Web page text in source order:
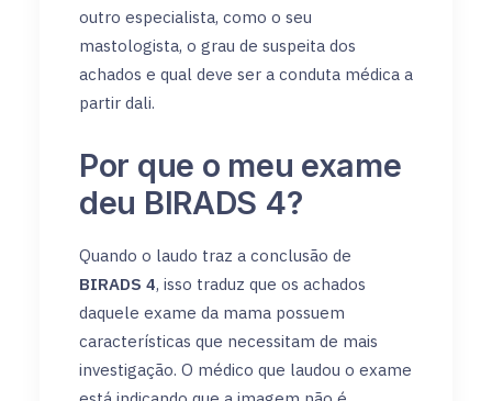
outro especialista, como o seu
mastologista, o grau de suspeita dos
achados e qual deve ser a conduta médica a
partir dali.
Por que o meu exame
deu BIRADS 4?
Quando o laudo traz a conclusão de
BIRADS 4, isso traduz que os achados
daquele exame da mama possuem
características que necessitam de mais
investigação. O médico que laudou o exame